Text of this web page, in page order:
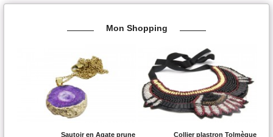
Mon Shopping
Sautoir en Agate prune Collier plastron Tolmèque